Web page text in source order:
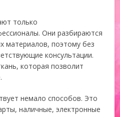
только
Они разбираются
материалов, поэтому без
консультации.
которая позволит
немало способов. Это
наличные, электронные